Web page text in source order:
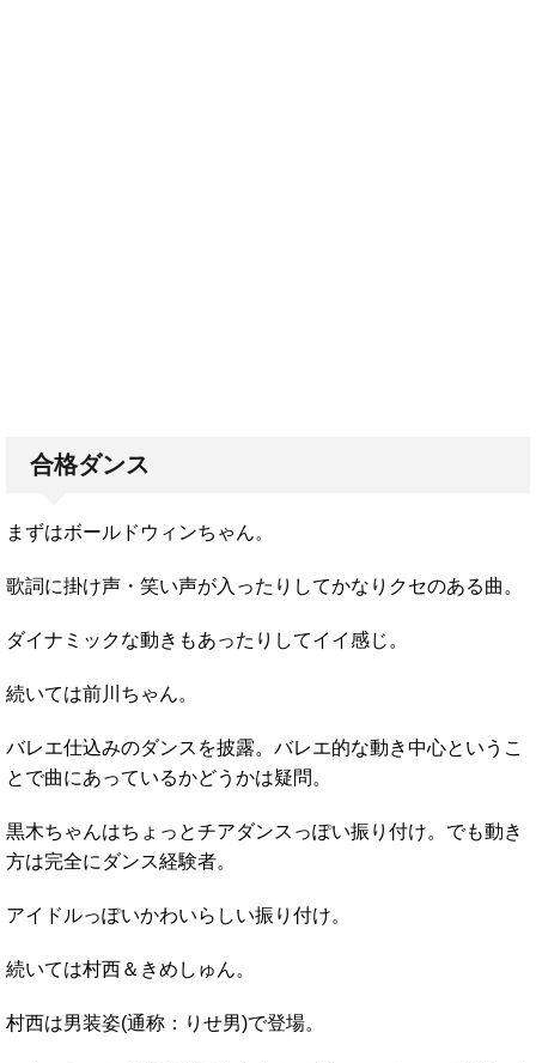
合格ダンス
まずはボールドウィンちゃん。
歌詞に掛け声・笑い声が入ったりしてかなりクセのある曲。
ダイナミックな動きもあったりしてイイ感じ。
続いては前川ちゃん。
バレエ仕込みのダンスを披露。バレエ的な動き中心というこ
とで曲にあっているかどうかは疑問。
黒木ちゃんはちょっとチアダンスっぽい振り付け。でも動き
方は完全にダンス経験者。
アイドルっぽいかわいらしい振り付け。
続いては村西＆きめしゅん。
村西は男装姿(通称：りせ男)で登場。